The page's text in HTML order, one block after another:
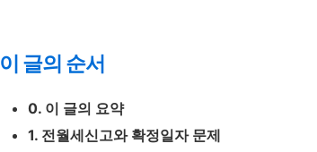
이 글의 순서
0. 이 글의 요약
1. 전월세신고와 확정일자 문제